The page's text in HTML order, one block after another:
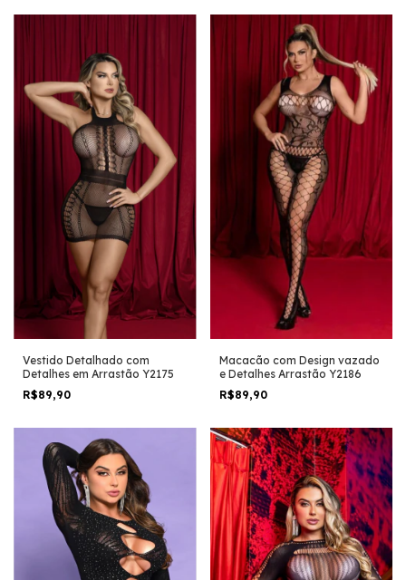
Vestido Detalhado com
Detalhes em Arrastão Y2175
R$89,90
Macacão com Design vazado
e Detalhes Arrastão Y2186
R$89,90